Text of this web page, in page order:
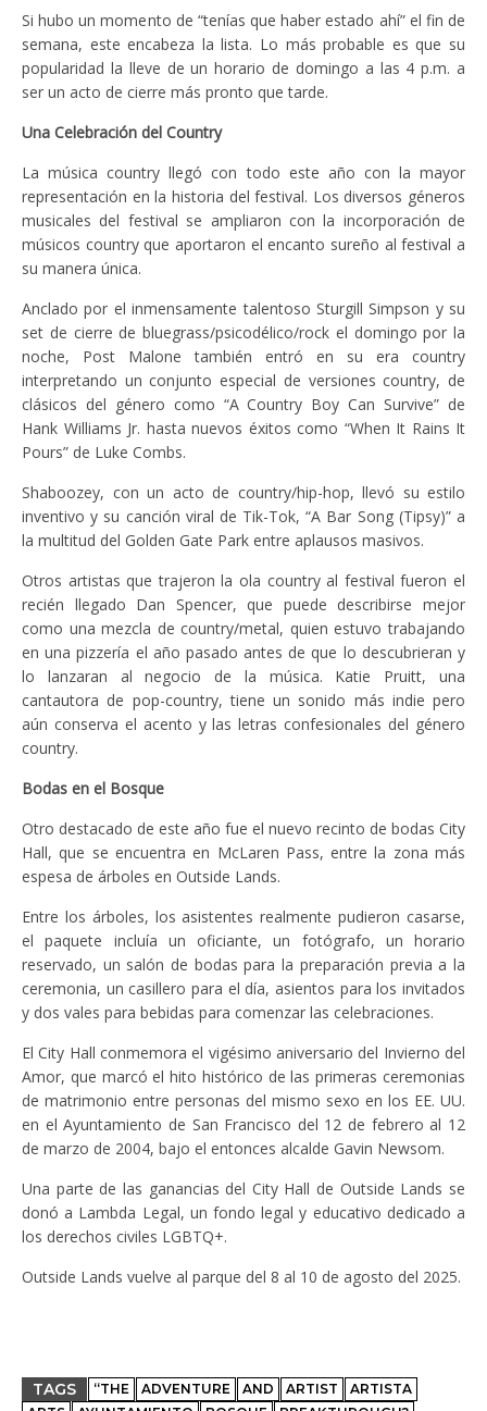
Si hubo un momento de “tenías que haber estado ahí” el fin de
semana, este encabeza la lista. Lo más probable es que su
popularidad la lleve de un horario de domingo a las 4 p.m. a
ser un acto de cierre más pronto que tarde.
Una Celebración del Country
La música country llegó con todo este año con la mayor
representación en la historia del festival. Los diversos géneros
musicales del festival se ampliaron con la incorporación de
músicos country que aportaron el encanto sureño al festival a
su manera única.
Anclado por el inmensamente talentoso Sturgill Simpson y su
set de cierre de bluegrass/psicodélico/rock el domingo por la
noche, Post Malone también entró en su era country
interpretando un conjunto especial de versiones country, de
clásicos del género como “A Country Boy Can Survive” de
Hank Williams Jr. hasta nuevos éxitos como “When It Rains It
Pours” de Luke Combs.
Shaboozey, con un acto de country/hip-hop, llevó su estilo
inventivo y su canción viral de Tik-Tok, “A Bar Song (Tipsy)” a
la multitud del Golden Gate Park entre aplausos masivos.
Otros artistas que trajeron la ola country al festival fueron el
recién llegado Dan Spencer, que puede describirse mejor
como una mezcla de country/metal, quien estuvo trabajando
en una pizzería el año pasado antes de que lo descubrieran y
lo lanzaran al negocio de la música. Katie Pruitt, una
cantautora de pop-country, tiene un sonido más indie pero
aún conserva el acento y las letras confesionales del género
country.
Bodas en el Bosque
Otro destacado de este año fue el nuevo recinto de bodas City
Hall, que se encuentra en McLaren Pass, entre la zona más
espesa de árboles en Outside Lands.
Entre los árboles, los asistentes realmente pudieron casarse,
el paquete incluía un oficiante, un fotógrafo, un horario
reservado, un salón de bodas para la preparación previa a la
ceremonia, un casillero para el día, asientos para los invitados
y dos vales para bebidas para comenzar las celebraciones.
El City Hall conmemora el vigésimo aniversario del Invierno del
Amor, que marcó el hito histórico de las primeras ceremonias
de matrimonio entre personas del mismo sexo en los EE. UU.
en el Ayuntamiento de San Francisco del 12 de febrero al 12
de marzo de 2004, bajo el entonces alcalde Gavin Newsom.
Una parte de las ganancias del City Hall de Outside Lands se
donó a Lambda Legal, un fondo legal y educativo dedicado a
los derechos civiles LGBTQ+.
Outside Lands vuelve al parque del 8 al 10 de agosto del 2025.
TAGS “THE ADVENTURE AND ARTIST
ARTISTA